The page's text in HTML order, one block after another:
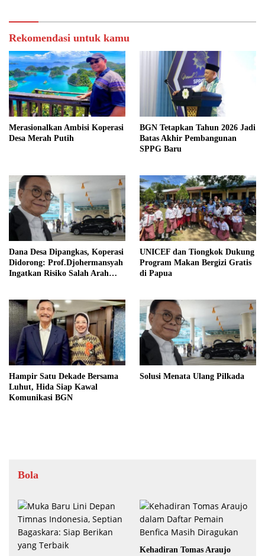
Rekomendasi untuk kamu
Merasionalkan Ambisi Koperasi
Desa Merah Putih
BGN Tetapkan Tahun 2026 Jadi
Batas Akhir Pembangunan
SPPG Baru
Dana Desa Dipangkas, Koperasi
Didorong: Prof.Djohermansyah
Ingatkan Risiko Salah Arah
UNICEF dan Tiongkok Dukung
Program Makan Bergizi Gratis
di Papua
Hampir Satu Dekade Bersama
Luhut, Hida Siap Kawal
Komunikasi BGN
Solusi Menata Ulang Pilkada
Bola
Kehadiran Tomas Araujo